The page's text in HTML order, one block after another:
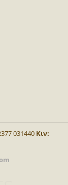
031440 Κιν: